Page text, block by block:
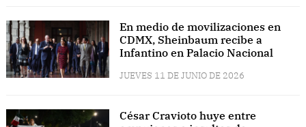
En medio de movilizaciones en
CDMX, Sheinbaum recibe a
Infantino en Palacio Nacional
JUEVES 11 DE JUNIO DE 2026
César Cravioto huye entre